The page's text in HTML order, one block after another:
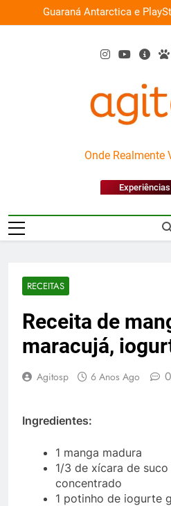
to
Guaraná Antarctica e
shopping em
Onde Realmente
RECEITAS
Receita de
maracujá,
Agitosp 6 Anos Ago 0
Ingredientes:
1 manga madura
1/3 de xícara de
concentrado
1 potinho de iogurte